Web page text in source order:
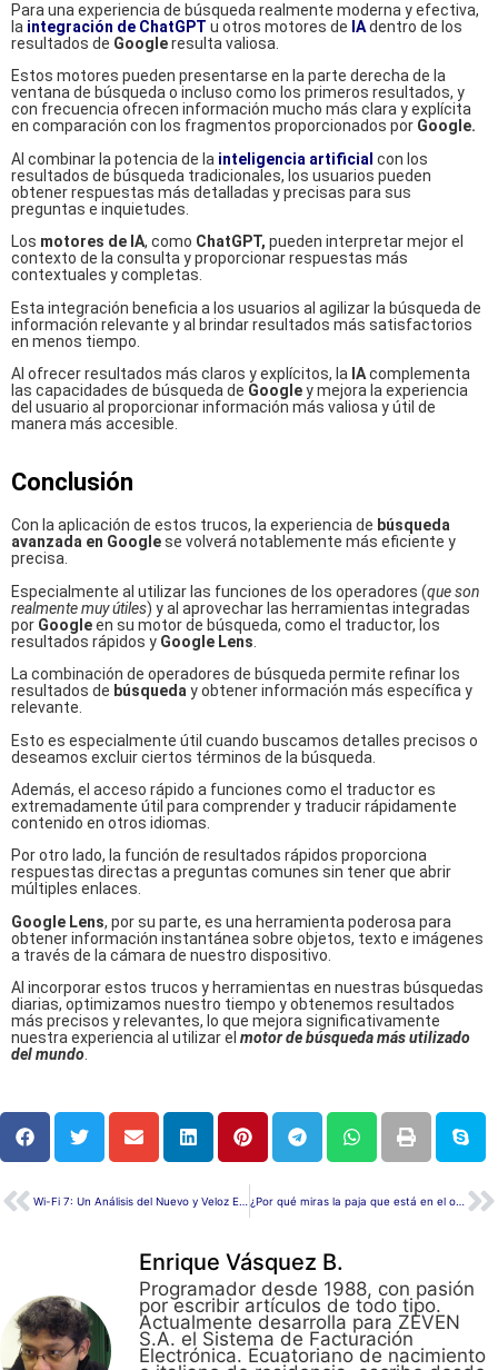
Para una experiencia de búsqueda realmente moderna y efectiva,
la integración de ChatGPT u otros motores de IAdentro de los
resultados de Googleresulta valiosa.
Estos motores pueden presentarse en la parte derecha de la
ventana de búsqueda o incluso como los primeros resultados, y
con frecuencia ofrecen información mucho más clara y explícita
en comparación con los fragmentos proporcionados por Google.
Al combinar la potencia de la inteligencia artificial con los
resultados de búsqueda tradicionales, los usuarios pueden
obtener respuestas más detalladas y precisas para sus
preguntas e inquietudes.
Los motores de IA, como ChatGPT, pueden interpretar mejor el
contexto de la consulta y proporcionar respuestas más
contextuales y completas.
Esta integración beneficia a los usuarios al agilizar la búsqueda de
información relevante y al brindar resultados más satisfactorios
en menos tiempo.
Al ofrecer resultados más claros y explícitos, la IAcomplementa
las capacidades de búsqueda de Googley mejora la experiencia
del usuario al proporcionar información más valiosa y útil de
manera más accesible.
Conclusión
Con la aplicación de estos trucos, la experiencia de búsqueda
avanzada en Googlese volverá notablemente más eficiente y
precisa.
Especialmente al utilizar las funciones de los operadores (que son
realmente muy útiles) y al aprovechar las herramientas integradas
por Googleen su motor de búsqueda, como el traductor, los
resultados rápidos y Google Lens
La combinación de operadores de búsqueda permite refinar los
resultados de búsqueda y obtener información más específica y
relevante.
Esto es especialmente útil cuando buscamos detalles precisos o
deseamos excluir ciertos términos de la búsqueda.
Además, el acceso rápido a funciones como el traductor es
extremadamente útil para comprender y traducir rápidamente
contenido en otros idiomas.
Por otro lado, la función de resultados rápidos proporciona
respuestas directas a preguntas comunes sin tener que abrir
múltiples enlaces.
Google Lens, por su parte, es una herramienta poderosa para
obtener información instantánea sobre objetos, texto e imágenes
a través de la cámara de nuestro dispositivo.
Al incorporar estos trucos y herramientas en nuestras búsquedas
diarias, optimizamos nuestro tiempo y obtenemos resultados
más precisos y relevantes, lo que mejora significativamente
nuestra experiencia al utilizar el motor de búsqueda más utilizado
del mundo
¿Por qué miras la paja que está en el ojo de tu hermano?
Enrique Vásquez B.
Programador desde 1988, con pasión
por escribir artículos de todo tipo.
Actualmente desarrolla para ZEVEN
S.A. el Sistema de Facturación
Electrónica. Ecuatoriano de nacimiento